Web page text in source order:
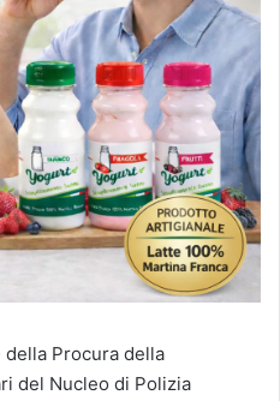
della Procura della
del Nucleo di Polizia